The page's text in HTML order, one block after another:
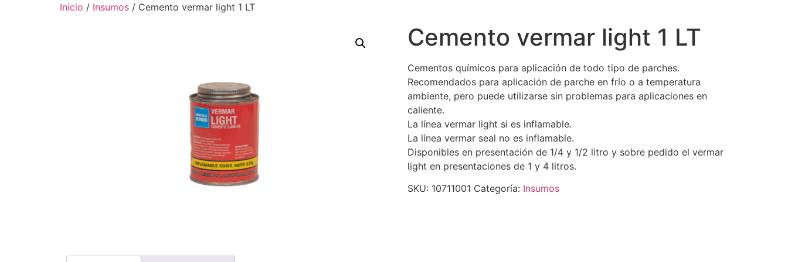
Inicio / Insumos / Cemento vermar light 1 LT
Cemento vermar light 1 LT
Cementos químicos para aplicación de todo tipo de parches.
Recomendados para aplicación de parche en frío o a temperatura
ambiente, pero puede utilizarse sin problemas para aplicaciones en
caliente.
La línea vermar light si es inflamable.
La línea vermar seal no es inflamable.
Disponibles en presentación de 1/4 y 1/2 litro y sobre pedido el vermar
light en presentaciones de 1 y 4 litros.
SKU: 10711001 Categoría: Insumos